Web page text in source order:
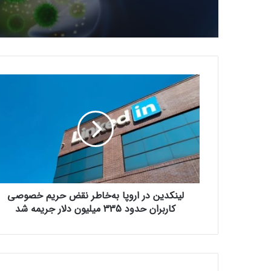
ل
ی
ن
ک
ی
ن
د
ر
پ
لینکدین در اروپا به‌خاطر نقض حریم خصوصی
کاربران حدود 335 میلیون دلار جریمه شد